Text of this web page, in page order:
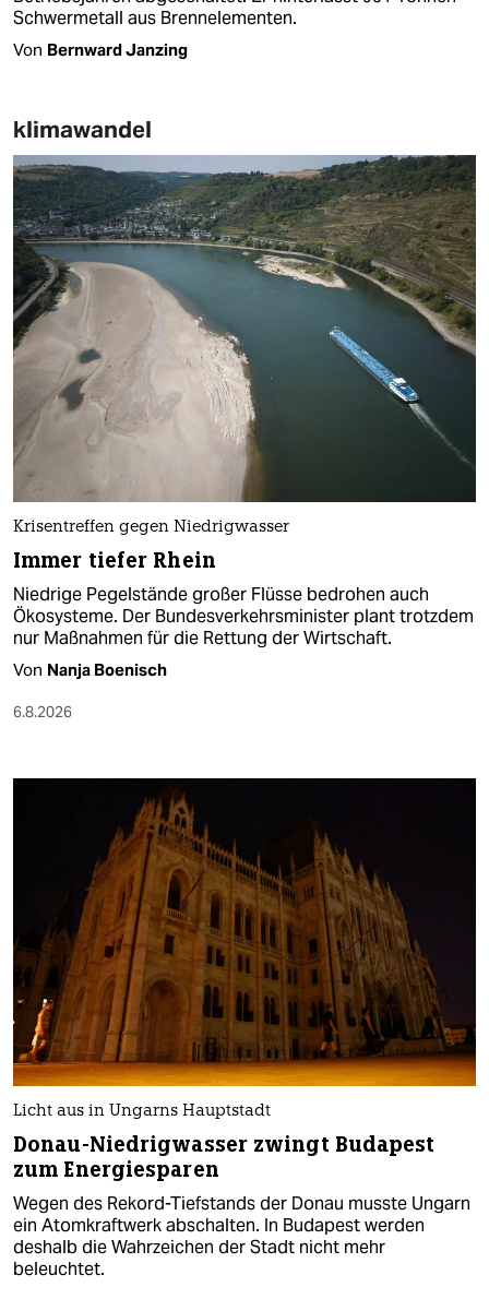
Schwermetall aus Brennelementen.
Von Bernward Janzing
klimawandel
Krisentreffen gegen Niedrigwasser
Immer tiefer Rhein
Niedrige Pegelstände großer Flüsse bedrohen auch
Ökosysteme. Der Bundesverkehrsminister plant trotzdem
nur Maßnahmen für die Rettung der Wirtschaft.
Von Nanja Boenisch
6.8.2026
Licht aus in Ungarns Hauptstadt
Donau-Niedrigwasser zwingt Budapest
zum Energiesparen
Wegen des Rekord-Tiefstands der Donau musste Ungarn
ein Atomkraftwerk abschalten. In Budapest werden
deshalb die Wahrzeichen der Stadt nicht mehr
beleuchtet.